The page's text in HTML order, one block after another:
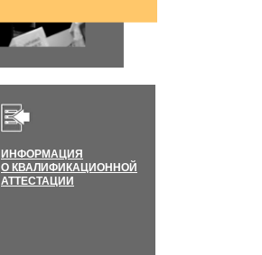
ИНФОРМАЦИЯ
О КВАЛИФИКАЦИОННОЙ
АТТЕСТАЦИИ